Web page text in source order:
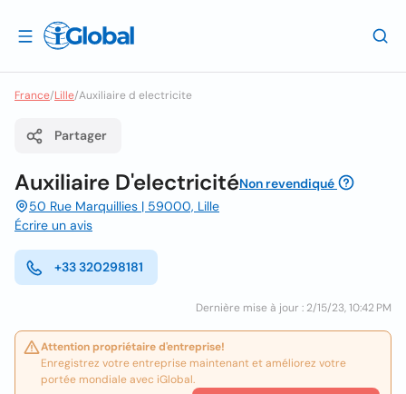
France/Lille/Auxiliaire d electricite
Partager
Auxiliaire D'electricitéNon revendiqué
50 Rue Marquillies | 59000, Lille
Écrire un avis
+33 320298181
Dernière mise à jour : 2/15/23, 10:42 PM
Attention propriétaire d'entreprise!
Enregistrez votre entreprise maintenant et améliorez votre
portée mondiale avec iGlobal.